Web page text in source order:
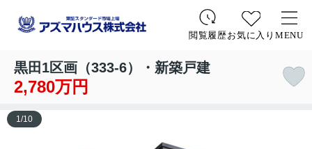
閲覧履歴お気に入り MENU
黒田1区画（333-6）・新築戸建
2,780万円
1 /10